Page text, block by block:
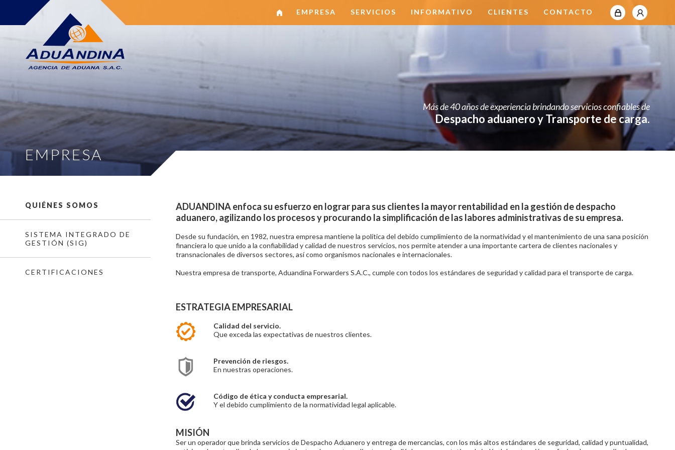
home EMPRESA SERVICIOS INFORMATIVO CLIENTES CONTACTO intranetclientes
EMPRESA
Más de 40 años de experiencia brindando servicios confiables de
Despacho aduanero y Transporte de carga.
QUIÉNES SOMOS
SISTEMA INTEGRADO DE
GESTIÓN (SIG)
CERTIFICACIONES
ADUANDINA enfoca su esfuerzo en lograr para sus clientes la mayor rentabilidad en la gestión de despacho
aduanero, agilizando los procesos y procurando la simplificación de las labores administrativas de su empresa.
Desde su fundación, en 1982, nuestra empresa mantiene la política del debido cumplimiento de la normatividad y el mantenimiento de una sana posición
financiera lo que unido a la confiabilidad y calidad de nuestros servicios, nos permite atender a una importante cartera de clientes nacionales y
transnacionales de diversos sectores, así como organismos nacionales e internacionales.
Nuestra empresa de transporte, Aduandina Forwarders S.A.C., cumple con todos los estándares de seguridad y calidad para el transporte de carga.
ESTRATEGIA EMPRESARIAL
Calidad del servicio.
Que exceda las expectativas de nuestros clientes.
Prevención de riesgos.
En nuestras operaciones.
Código de ética y conducta empresarial.
Y el debido cumplimiento de la normatividad legal aplicable.
MISIÓN
Ser un operador que brinda servicios de Despacho Aduanero y entrega de mercancías, con los más altos estándares de seguridad, calidad y puntualidad,